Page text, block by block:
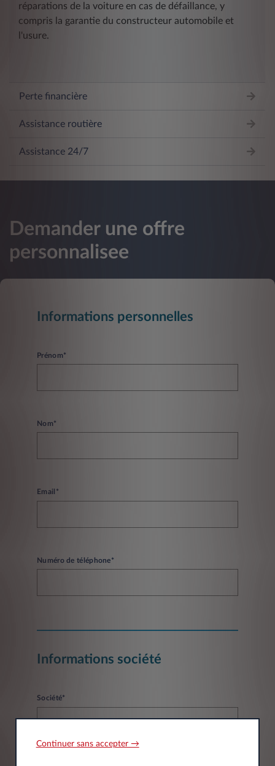
réparations de la voiture en cas de défaillance, y
compris la garantie du constructeur automobile et
l'usure.
Perte financière
Assistance routière
Assistance 24/7
Demander une offre
personnalisee
Informations personnelles
Prénom*
Nom*
Email*
Numéro de téléphone*
Informations société
Société*
Continuer sans accepter →